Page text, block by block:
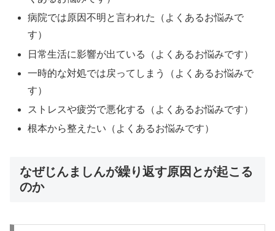
病院では原因不明と言われた（よくあるお悩みで
す）
日常生活に影響が出ている（よくあるお悩みです）
一時的な対処では戻ってしまう（よくあるお悩みで
す）
ストレスや疲労で悪化する（よくあるお悩みです）
根本から整えたい（よくあるお悩みです）
なぜじんましんが繰り返す原因とが起こる
のか